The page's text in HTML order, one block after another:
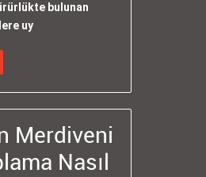
bulunan
uy
Merdiveni
Nasıl